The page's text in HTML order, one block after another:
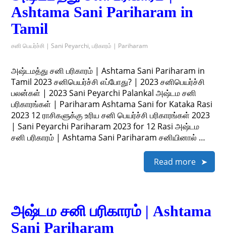
Ashtama Sani Pariharam in
Tamil
சனி பெயர்ச்சி | Sani Peyarchi,பரிகாரம் | Pariharam
அஷ்டமத்து சனி பரிகாரம் | Ashtama Sani Pariharam in
Tamil 2023 சனிபெயர்ச்சி எப்போது? | 2023 சனிபெயர்ச்சி
பலன்கள் | 2023 Sani Peyarchi Palankal அஷ்டம சனி
பரிகாரங்கள் | Pariharam Ashtama Sani for Kataka Rasi
2023 12 ராசிகளுக்கு உரிய சனி பெயர்ச்சி பரிகாரங்கள் 2023
| Sani Peyarchi Pariharam 2023 for 12 Rasi அஷ்டம
சனி பரிகாரம் | Ashtama Sani Pariharam சனியினால் …
Read more
அஷ்டம சனி பரிகாரம் | Ashtama
Sani Pariharam